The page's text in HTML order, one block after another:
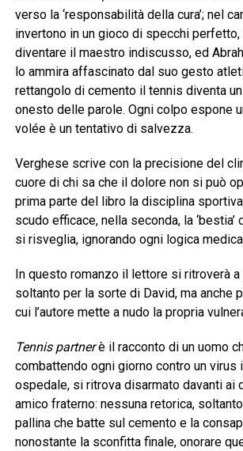
verso la ‘responsabilità della cura’; nel
invertono in un gioco di specchi perfetto,
diventare il maestro indiscusso, ed
lo ammira affascinato dal suo gesto
rettangolo di cemento il tennis diventa
onesto delle parole. Ogni colpo espone
volée è un tentativo di salvezza.
Verghese scrive con la precisione del
cuore di chi sa che il dolore non si può
prima parte del libro la disciplina
scudo efficace, nella seconda, la
si risveglia, ignorando ogni logica
In questo romanzo il lettore si ritroverà a
soltanto per la sorte di David, ma anche
cui l’autore mette a nudo la propria
Tennis partnerè il racconto di un uomo
combattendo ogni giorno contro un virus
ospedale, si ritrova disarmato davanti ai
amico fraterno: nessuna retorica, soltanto
pallina che batte sul cemento e la
nonostante la sconfitta finale, onorare